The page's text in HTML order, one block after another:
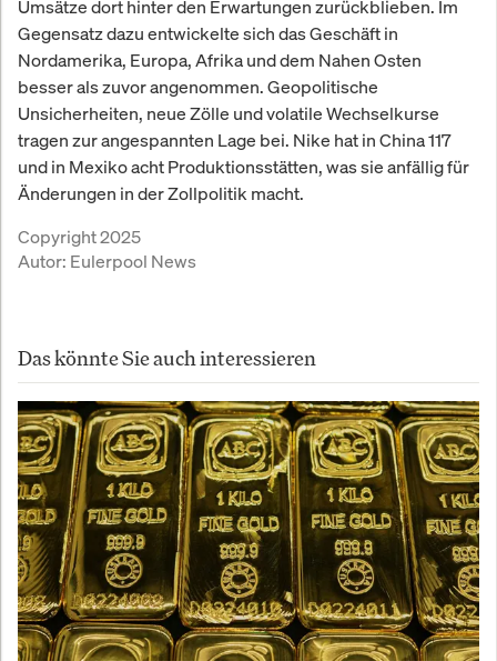
Umsätze dort hinter den Erwartungen zurückblieben. Im
Gegensatz dazu entwickelte sich das Geschäft in
Nordamerika, Europa, Afrika und dem Nahen Osten
besser als zuvor angenommen. Geopolitische
Unsicherheiten, neue Zölle und volatile Wechselkurse
tragen zur angespannten Lage bei. Nike hat in China 117
und in Mexiko acht Produktionsstätten, was sie anfällig für
Änderungen in der Zollpolitik macht.
Copyright 2025
Autor: Eulerpool News
Das könnte Sie auch interessieren